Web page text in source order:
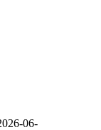
06-